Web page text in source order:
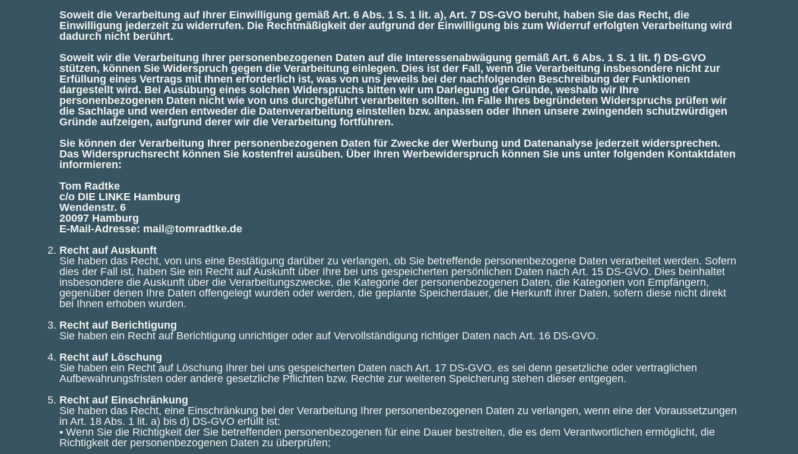
Soweit die Verarbeitung auf Ihrer Einwilligung gemäß Art. 6 Abs. 1 S. 1 lit. a), Art. 7 DS-GVO beruht, haben Sie das Recht, die
Einwilligung jederzeit zu widerrufen. Die Rechtmäßigkeit der aufgrund der Einwilligung bis zum Widerruf erfolgten Verarbeitung wird
dadurch nicht berührt.
Soweit wir die Verarbeitung Ihrer personenbezogenen Daten auf die Interessenabwägung gemäß Art. 6 Abs. 1 S. 1 lit. f) DS-GVO
stützen, können Sie Widerspruch gegen die Verarbeitung einlegen. Dies ist der Fall, wenn die Verarbeitung insbesondere nicht zur
Erfüllung eines Vertrags mit Ihnen erforderlich ist, was von uns jeweils bei der nachfolgenden Beschreibung der Funktionen
dargestellt wird. Bei Ausübung eines solchen Widerspruchs bitten wir um Darlegung der Gründe, weshalb wir Ihre
personenbezogenen Daten nicht wie von uns durchgeführt verarbeiten sollten. Im Falle Ihres begründeten Widerspruchs prüfen wir
die Sachlage und werden entweder die Datenverarbeitung einstellen bzw. anpassen oder Ihnen unsere zwingenden schutzwürdigen
Gründe aufzeigen, aufgrund derer wir die Verarbeitung fortführen.
Sie können der Verarbeitung Ihrer personenbezogenen Daten für Zwecke der Werbung und Datenanalyse jederzeit widersprechen.
Das Widerspruchsrecht können Sie kostenfrei ausüben. Über Ihren Werbewiderspruch können Sie uns unter folgenden Kontaktdaten
informieren:
Tom Radtke
c/o DIE LINKE Hamburg
Wendenstr. 6
20097 Hamburg
E-Mail-Adresse: mail@tomradtke.de
Recht auf Auskunft
Sie haben das Recht, von uns eine Bestätigung darüber zu verlangen, ob Sie betreffende personenbezogene Daten verarbeitet werden. Sofern
dies der Fall ist, haben Sie ein Recht auf Auskunft über Ihre bei uns gespeicherten persönlichen Daten nach Art. 15 DS-GVO. Dies beinhaltet
insbesondere die Auskunft über die Verarbeitungszwecke, die Kategorie der personenbezogenen Daten, die Kategorien von Empfängern,
gegenüber denen Ihre Daten offengelegt wurden oder werden, die geplante Speicherdauer, die Herkunft ihrer Daten, sofern diese nicht direkt
bei Ihnen erhoben wurden.
Recht auf Berichtigung
Sie haben ein Recht auf Berichtigung unrichtiger oder auf Vervollständigung richtiger Daten nach Art. 16 DS-GVO.
Recht auf Löschung
Sie haben ein Recht auf Löschung Ihrer bei uns gespeicherten Daten nach Art. 17 DS-GVO, es sei denn gesetzliche oder vertraglichen
Aufbewahrungsfristen oder andere gesetzliche Pflichten bzw. Rechte zur weiteren Speicherung stehen dieser entgegen.
Recht auf Einschränkung
Sie haben das Recht, eine Einschränkung bei der Verarbeitung Ihrer personenbezogenen Daten zu verlangen, wenn eine der Voraussetzungen
in Art. 18 Abs. 1 lit. a) bis d) DS-GVO erfüllt ist:
• Wenn Sie die Richtigkeit der Sie betreffenden personenbezogenen für eine Dauer bestreiten, die es dem Verantwortlichen ermöglicht, die
Richtigkeit der personenbezogenen Daten zu überprüfen;